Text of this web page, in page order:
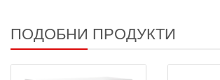
ПОДОБНИ ПРОДУКТИ